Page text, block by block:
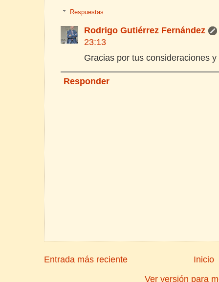
Respuestas
Rodrigo Gutiérrez Fernández
23:13
Gracias por tus consideraciones
Responder
Entrada más reciente
Inicio
Ver versión para